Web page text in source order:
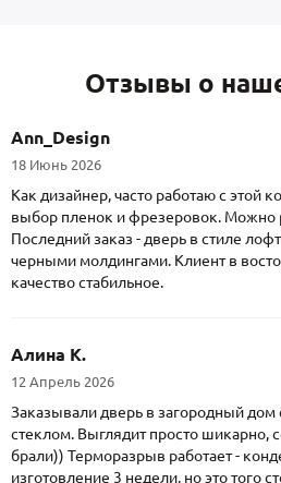
Отзывы о
Ann_Design
18 Июнь 2026
Как дизайнер, часто работаю с этой
выбор пленок и фрезеровок. Можно
Последний заказ - дверь в стиле
черными молдингами. Клиент в
качество стабильное.
Алина К.
12 Апрель 2026
Заказывали дверь в загородный
стеклом. Выглядит просто шикарно,
брали)) Терморазрыв работает -
изготовление 3 недели, но это того